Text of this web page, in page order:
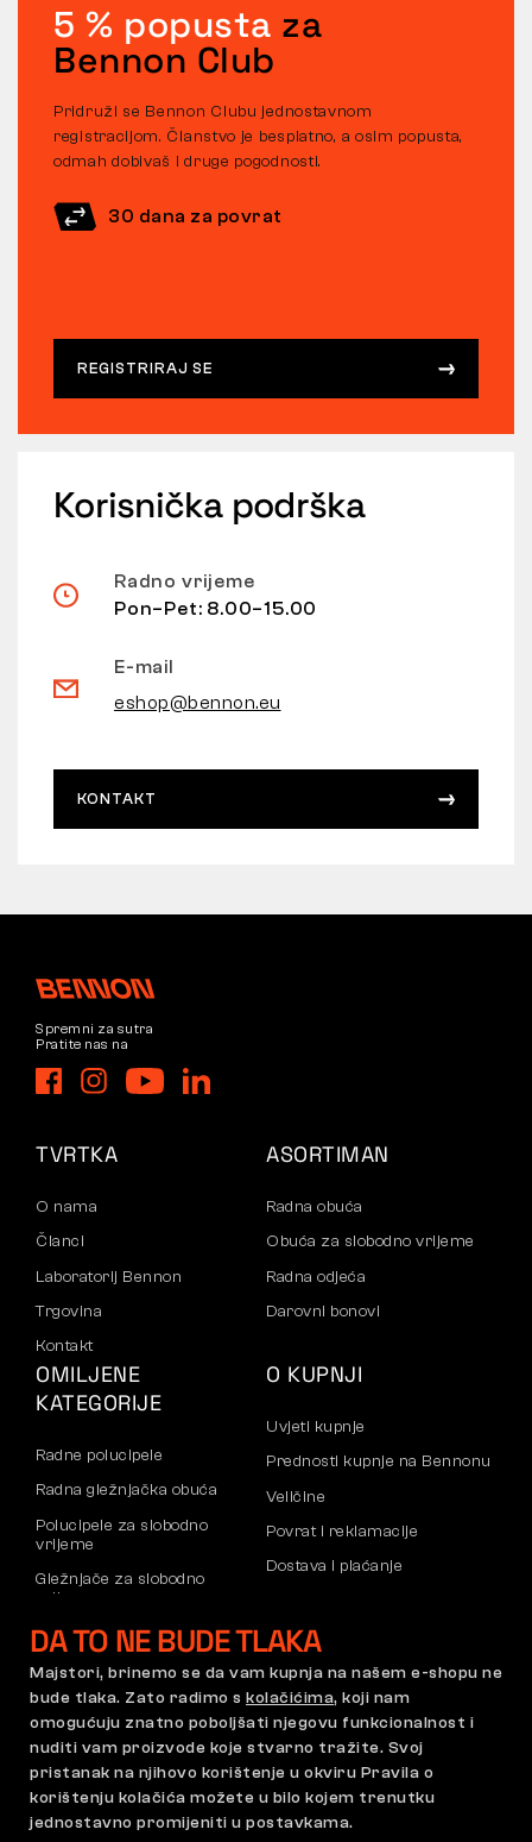
5 % popusta za
Bennon Club
Pridruži se Bennon Clubu jednostavnom
registracijom. Članstvo je besplatno, a osim popusta,
odmah dobivaš i druge pogodnosti.
30 dana za povrat
REGISTRIRAJ SE
Korisnička podrška
Radno vrijeme
Pon–Pet: 8.00–15.00
E-mail
eshop@bennon.eu
KONTAKT
Spremni za sutra
Pratite nas na
TVRTKA
O nama
Članci
Laboratorij Bennon
Trgovina
Kontakt
ASORTIMAN
Radna obuća
Obuća za slobodno vrijeme
Radna odjeća
Darovni bonovi
OMILJENE
KATEGORIJE
Radne polucipele
Radna gležnjačka obuća
Polucipele za slobodno
vrijeme
Gležnjače za slobodno
vrijeme
Hlače
Dukserice
O KUPNJI
Uvjeti kupnje
Prednosti kupnje na Bennonu
Veličine
Povrat i reklamacije
Dostava i plaćanje
Registracija B2B partnera
Reklamacije i jamstvo
Opći uvjeti poslovanja
Pravilnik o reklamacijama
Postavke kolačića
GDPR
Hrvatska | Hrvatski jezik
DA TO NE BUDE TLAKA
Majstori, brinemo se da vam kupnja na našem e-shopu ne
bude tlaka. Zato radimo s kolačićima, koji nam
omogućuju znatno poboljšati njegovu funkcionalnost i
nuditi vam proizvode koje stvarno tražite. Svoj
pristanak na njihovo korištenje u okviru Pravila o
korištenju kolačića možete u bilo kojem trenutku
jednostavno promijeniti u postavkama.